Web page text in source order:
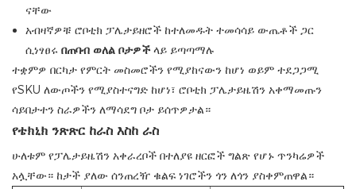
ናቸው
አብዛኛዎቹ ሮቦቲክ ፓሌታይዘሮች ከተለመዱት ተመሳሳይ ውጤቶች ጋር
ሲነፃፀሩ በጠባብ ወለል ቦታዎችላይ ይጣጣማሉ
ተቋምዎ በርካታ የምርት መስመሮችን የሚያከናውን ከሆነ ወይም ተደጋጋሚ
የSKU ለውጦችን የሚያስተናግድ ከሆነ፣ ሮቦቲክ ፓሌታይዜሽን አቀማመጡን
ሳይበታተን ስራዎችን ለማሳደግ ቦታ ይሰጥዎታል።
የቴክኒክ ንጽጽር ከራስ እስከ ራስ
ሁለቱም የፓሌታይዜሽን አቀራረቦች በተለያዩ ዘርፎች ግልጽ የሆኑ ጥንካሬዎች
አሏቸው። ከታች ያለው ሰንጠረዥ ቁልፍ ነገሮችን ጎን ለጎን ያስቀምጠዋል።